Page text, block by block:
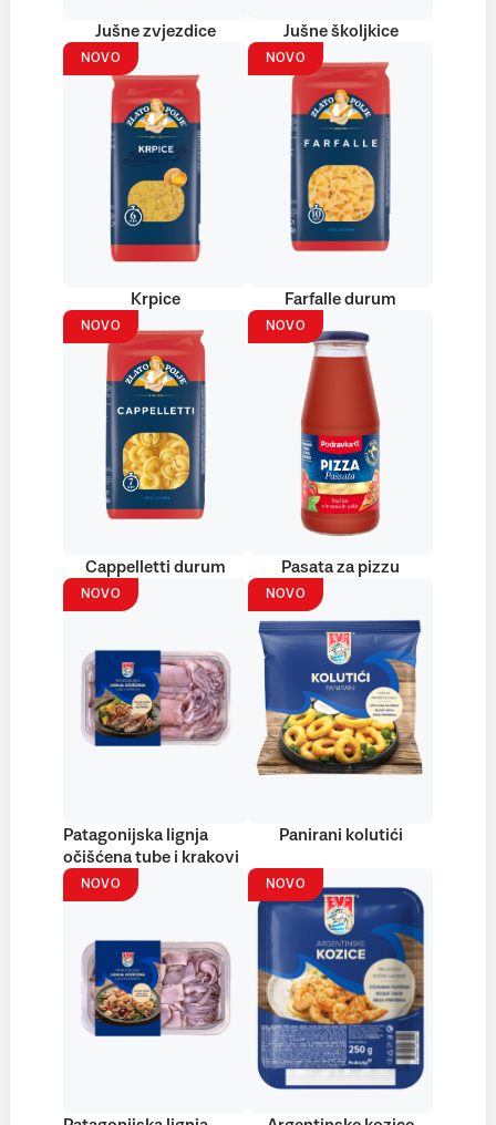
Jušne zvjezdice Jušne školjkice
NOVO
Krpice
NOVO
Farfalle durum
NOVO
Cappelletti durum
NOVO
Pasata za pizzu
NOVO
Patagonijska lignja
očišćena tube i krakovi
NOVO
Panirani kolutići
NOVO NOVO